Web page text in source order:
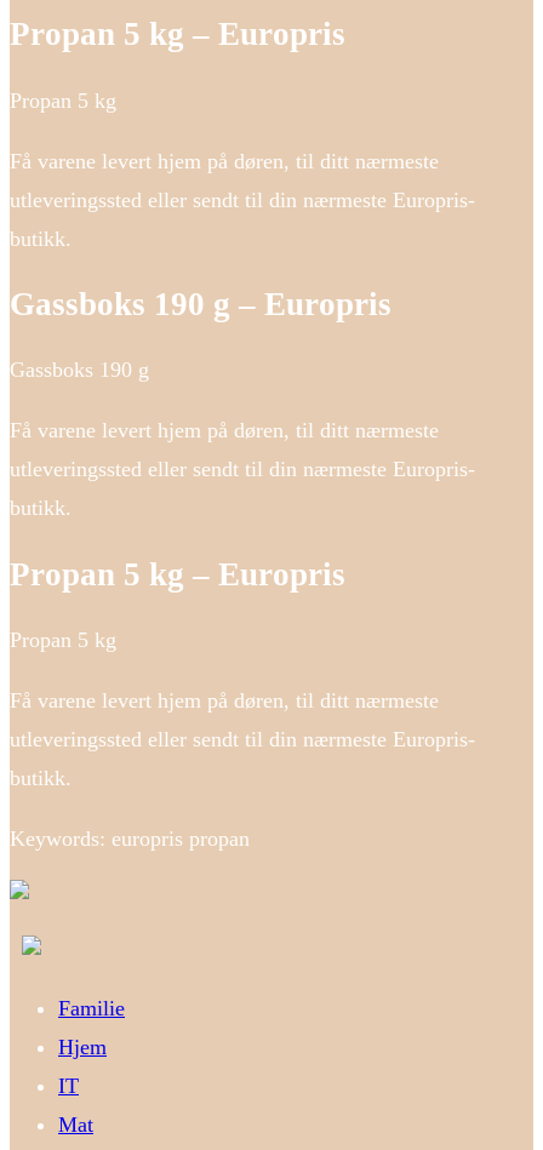
Propan 5 kg – Europris
Propan 5 kg
Få varene levert hjem på døren, til ditt nærmeste
utleveringssted eller sendt til din nærmeste Europris-
butikk.
Gassboks 190 g – Europris
Gassboks 190 g
Få varene levert hjem på døren, til ditt nærmeste
utleveringssted eller sendt til din nærmeste Europris-
butikk.
Propan 5 kg – Europris
Propan 5 kg
Få varene levert hjem på døren, til ditt nærmeste
utleveringssted eller sendt til din nærmeste Europris-
butikk.
Keywords: europris propan
Familie
Hjem
IT
Mat